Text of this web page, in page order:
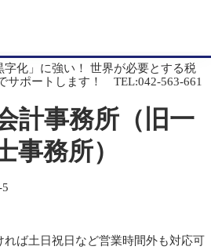
字化」に強い！ 世界が必要とする税
サポートします！ TEL:042-563-661
計事務所（旧一
事務所）
ば土日祝日など営業時間外も対応可